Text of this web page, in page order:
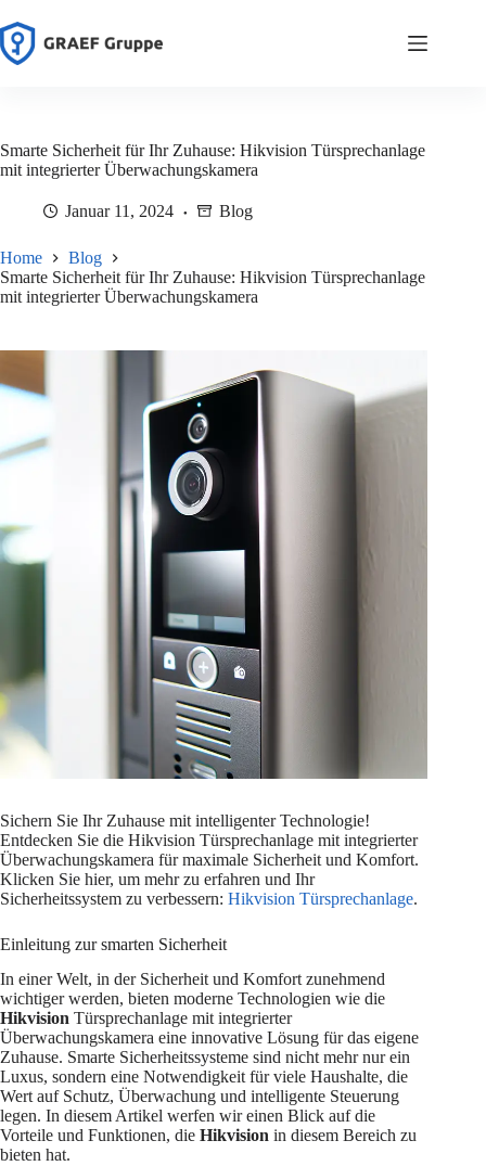
Inhalt
springen
Smarte Sicherheit für Ihr Zuhause: Hikvision Türsprechanlage
mit integrierter Überwachungskamera
Januar 11, 2024 Blog
Home
Blog
Smarte Sicherheit für Ihr Zuhause: Hikvision Türsprechanlage
mit integrierter Überwachungskamera
Sichern Sie Ihr Zuhause mit intelligenter Technologie!
Entdecken Sie die Hikvision Türsprechanlage mit integrierter
Überwachungskamera für maximale Sicherheit und Komfort.
Klicken Sie hier, um mehr zu erfahren und Ihr
Sicherheitssystem zu verbessern: Hikvision Türsprechanlage.
Einleitung zur smarten Sicherheit
In einer Welt, in der Sicherheit und Komfort zunehmend
wichtiger werden, bieten moderne Technologien wie die
Hikvision Türsprechanlage mit integrierter
Überwachungskamera eine innovative Lösung für das eigene
Zuhause. Smarte Sicherheitssysteme sind nicht mehr nur ein
Luxus, sondern eine Notwendigkeit für viele Haushalte, die
Wert auf Schutz, Überwachung und intelligente Steuerung
legen. In diesem Artikel werfen wir einen Blick auf die
Vorteile und Funktionen, die Hikvision in diesem Bereich zu
bieten hat.